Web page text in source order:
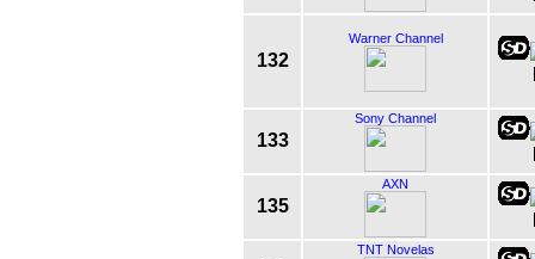
132
Warner Channel
133
Sony Channel
135
AXN
TNT Novelas